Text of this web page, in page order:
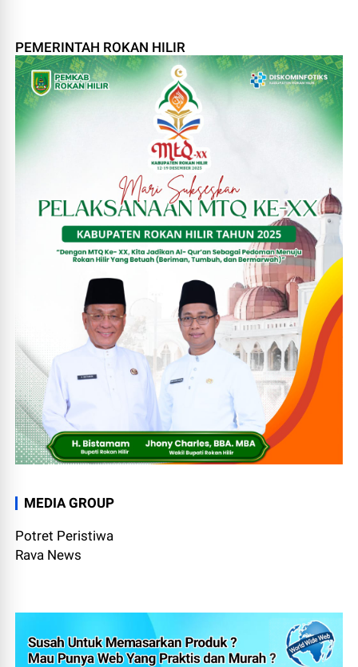
PEMERINTAH ROKAN HILIR
MEDIA GROUP
Potret Peristiwa
Rava News